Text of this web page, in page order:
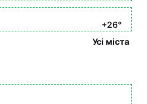
+26°
Усі міста